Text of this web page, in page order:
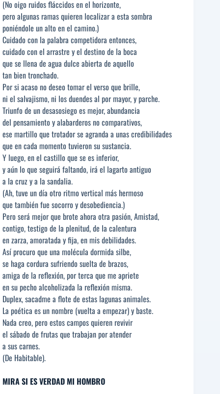
(No oigo ruidos fláccidos en el horizonte,
pero algunas ramas quieren localizar a esta sombra
poniéndole un alto en el camino.)
Cuidado con la palabra competidora entonces,
cuidado con el arrastre y el destino de la boca
que se llena de agua dulce abierta de aquello
tan bien tronchado.
Por si acaso no deseo tomar el verso que brille,
ni el salvajismo, ni los duendes al por mayor, y parche.
Triunfo de un desasosiego es mejor, abundancia
del pensamiento y alabarderos no comparativos,
ese martillo que trotador se agranda a unas credibilidades
que en cada momento tuvieron su sustancia.
Y luego, en el castillo que se es inferior,
y aún lo que seguirá faltando, irá el lagarto antiguo
a la cruz y a la sandalia.
(Ah, tuve un día otro ritmo vertical más hermoso
que también fue socorro y desobediencia.)
Pero será mejor que brote ahora otra pasión, Amistad,
contigo, testigo de la plenitud, de la calentura
en zarza, amoratada y fija, en mis debilidades.
Así procuro que una molécula dormida silbe,
se haga cordura sufriendo suelta de brazos,
amiga de la reflexión, por terca que me apriete
en su pecho alcoholizada la reflexión misma.
Duplex, sacadme a flote de estas lagunas animales.
La poética es un nombre (vuelta a empezar) y baste.
Nada creo, pero estos campos quieren revivir
el sábado de frutas que trabajan por atender
a sus carnes.
(De Habitable).
MIRA SI ES VERDAD MI HOMBRO